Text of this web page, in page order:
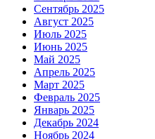
Сентябрь 2025
Август 2025
Июль 2025
Июнь 2025
Май 2025
Апрель 2025
Март 2025
Февраль 2025
Январь 2025
Декабрь 2024
Ноябрь 2024